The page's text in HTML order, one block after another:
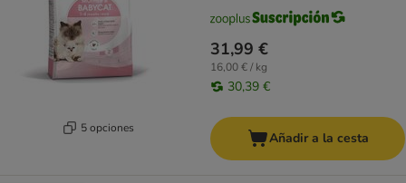
5 opciones
31,99 €
16,00 € / kg
30,39 €
Añadir a la cesta